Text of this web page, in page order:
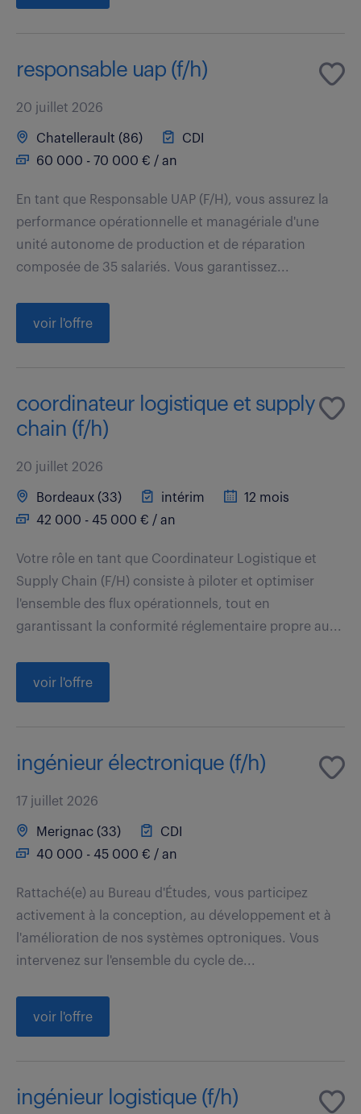
responsable uap (f/h)
20 juillet 2026
Chatellerault (86)
CDI
60 000 - 70 000 € / an
En tant que Responsable UAP (F/H), vous assurez la
performance opérationnelle et managériale d'une
unité autonome de production et de réparation
composée de 35 salariés. Vous garantissez...
voir l'offre
coordinateur logistique et supply
chain (f/h)
20 juillet 2026
Bordeaux (33) intérim
12 mois
42 000 - 45 000 € / an
Votre rôle en tant que Coordinateur Logistique et
Supply Chain (F/H) consiste à piloter et optimiser
l'ensemble des flux opérationnels, tout en
garantissant la conformité réglementaire propre au...
voir l'offre
ingénieur électronique (f/h)
17 juillet 2026
Merignac (33)
CDI
40 000 - 45 000 € / an
Rattaché(e) au Bureau d'Études, vous participez
activement à la conception, au développement et à
l'amélioration de nos systèmes optroniques. Vous
intervenez sur l'ensemble du cycle de...
voir l'offre
ingénieur logistique (f/h)